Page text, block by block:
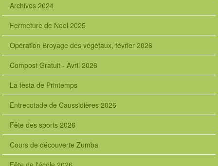
Archives 2024
Fermeture de Noel 2025
Opération Broyage des végétaux, février 2026
Compost Gratuit - Avril 2026
La fèsta de Printemps
Entrecotade de Caussidières 2026
Fête des sports 2026
Cours de découverte Zumba